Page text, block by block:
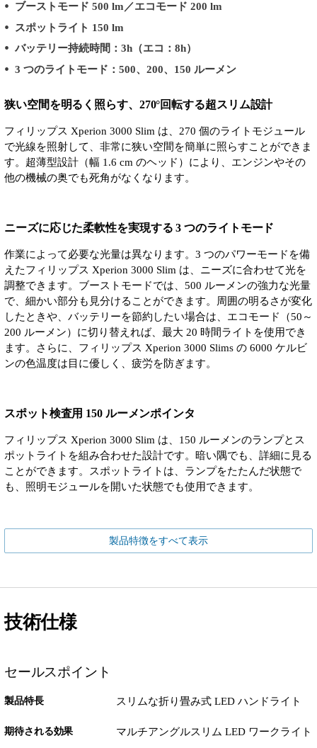
ブーストモード 500 lm／エコモード 200 lm
スポットライト 150 lm
バッテリー持続時間：3h（エコ：8h）
3 つのライトモード：500、200、150 ルーメン
狭い空間を明るく照らす、270°回転する超スリム設計
フィリップス Xperion 3000 Slim は、270 個のライトモジュール
で光線を照射して、非常に狭い空間を簡単に照らすことができま
す。超薄型設計（幅 1.6 cm のヘッド）により、エンジンやその
他の機械の奥でも死角がなくなります。
ニーズに応じた柔軟性を実現する 3 つのライトモード
作業によって必要な光量は異なります。3 つのパワーモードを備
えたフィリップス Xperion 3000 Slim は、ニーズに合わせて光を
調整できます。ブーストモードでは、500 ルーメンの強力な光量
で、細かい部分も見分けることができます。周囲の明るさが変化
したときや、バッテリーを節約したい場合は、エコモード（50～
200 ルーメン）に切り替えれば、最大 20 時間ライトを使用でき
ます。さらに、フィリップス Xperion 3000 Slims の 6000 ケルビ
ンの色温度は目に優しく、疲労を防ぎます。
スポット検査用 150 ルーメンポインタ
フィリップス Xperion 3000 Slim は、150 ルーメンのランプとス
ポットライトを組み合わせた設計です。暗い隅でも、詳細に見る
ことができます。スポットライトは、ランプをたたんだ状態で
も、照明モジュールを開いた状態でも使用できます。
製品特徴をすべて表示
技術仕様
セールスポイント
製品特長 スリムな折り畳み式 LED ハンドライト
期待される効果 マルチアングルスリム LED ワークライト